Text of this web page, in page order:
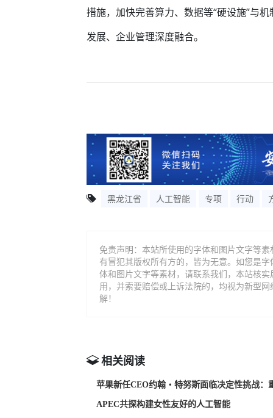
措施，加快完善算力、数据等“硬设施”与
发展、企业管理深度融合。
黑龙江省 人工智能 专项 行动
免责声明：本站所使用的字体和图片文字等
有冒犯其版权所有方的，皆为无意。如您是
体和图片文字等素材，请联系我们，本站核
用，并索要赔偿或上诉法院的，均视为新型
解！
相关阅读
苹果新任CEO约翰・特努斯面临决定性挑战：
APEC共探构建女性友好的人工智能